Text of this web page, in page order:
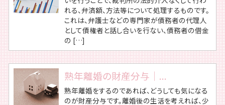
れる、弁済額、方法等について処理するものです。
これは、弁護士などの専門家が債務者の代理人
として債権者と話し合いを行ない、債務者の借金
の […]
熟年離婚の財産分与｜...
熟年離婚をするのであれば、どうしても気になる
のが財産分与です。離婚後の生活を考えれば、少